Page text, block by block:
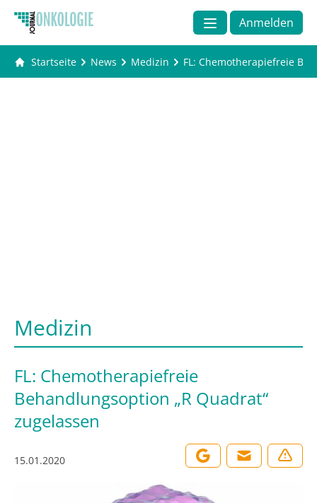
Anmelden
Startseite News Medizin FL: Chemotherapiefreie
Medizin
FL: Chemotherapiefreie
Behandlungsoption „R Quadrat“
zugelassen
15.01.2020